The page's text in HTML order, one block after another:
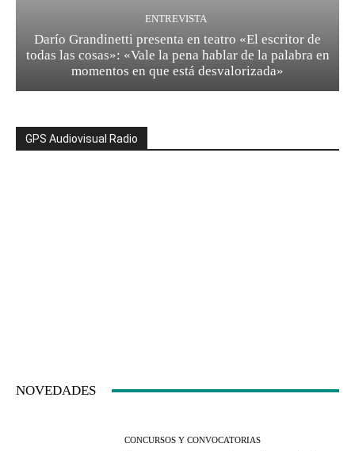
ENTREVISTA
Darío Grandinetti presenta en teatro «El escritor de
todas las cosas»: «Vale la pena hablar de la palabra en
momentos en que está desvalorizada»
GPS Audiovisual Radio
NOVEDADES
CONCURSOS Y CONVOCATORIAS